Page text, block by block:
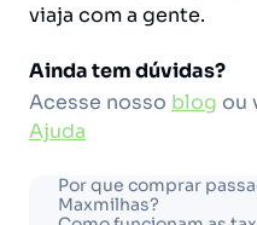
viaja com a gente.
Ainda tem dúvidas?
Acesse nosso blog ou
Ajuda
Por que comprar
Maxmilhas?